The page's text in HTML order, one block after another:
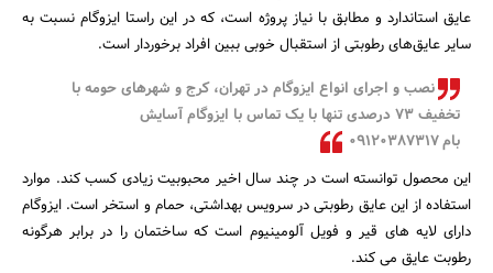
عایق استاندارد و مطابق با نیاز پروژه است، که در این راستا ایزوگام نسبت به
سایر عایق‌های رطوبتی از استقبال خوبی ببین افراد برخوردار است.
نصب و اجرای انواع ایزوگام در تهران، کرج و شهرهای حومه با
تخفیف 73 درصدی تنها با یک تماس با ایزوگام آسایش
بام ۰۹۱۲۰۳۸۷۳۱۷
این محصول توانسته است در چند سال اخیر محبوبیت زیادی کسب کند. موارد
استفاده از این عایق رطوبتی در سرویس بهداشتی، حمام و استخر است. ایزوگام
دارای لایه های قیر و فویل آلومینیوم است که ساختمان را در برابر هرگونه
رطوبت عایق می کند.